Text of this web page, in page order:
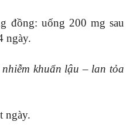
đồng: uống 200 mg sau
ngày.
khuẩn lậu – lan tỏa
ngày.